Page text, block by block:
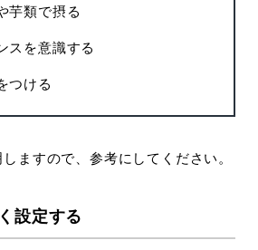
芋類で摂る
スを意識する
つける
ますので、参考にしてください。
設定する